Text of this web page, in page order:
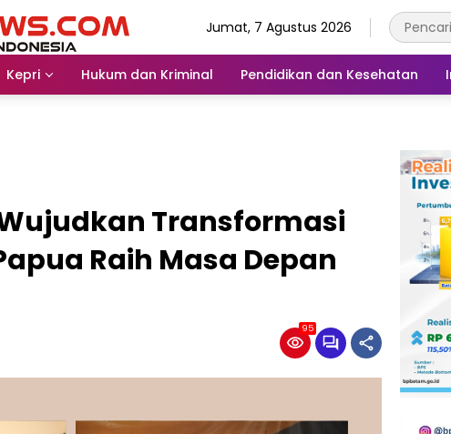
Jumat, 7 Agustus 2026
Kepri Hukum dan Kriminal Pendidikan dan Kesehatan
Wujudkan Transformasi
Raih Masa Depan
95